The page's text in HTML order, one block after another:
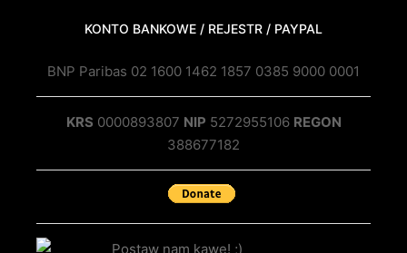
KONTO BANKOWE / REJESTR / PAYPAL
BNP Paribas 02 1600 1462 1857 0385 9000 0001
KRS 0000893807 NIP 5272955106 REGON
388677182